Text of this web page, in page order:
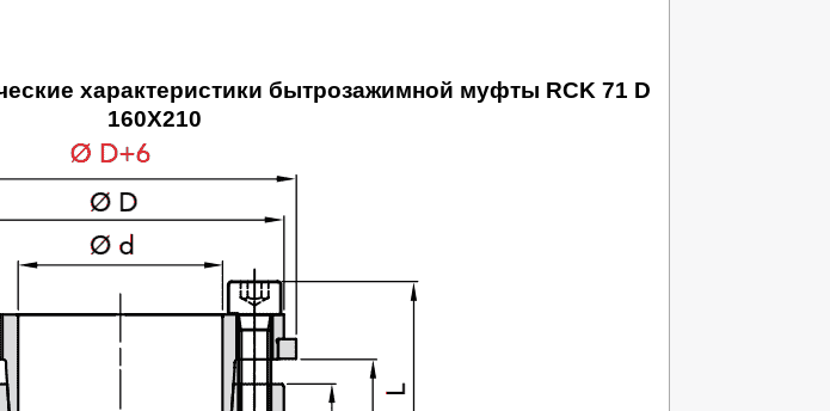
характеристики бытрозажимной муфты RCK 71 D
160X210